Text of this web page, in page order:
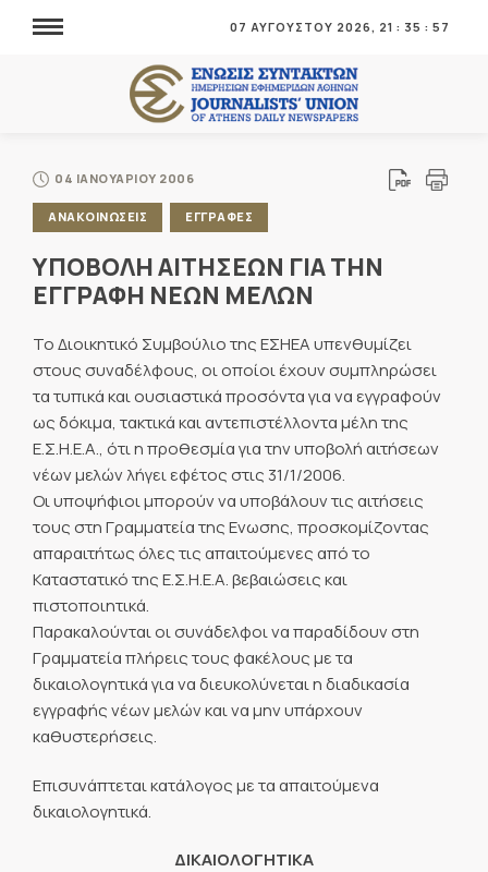
07 ΑΥΓΟΥΣΤΟΥ 2026, 21 : 35 : 57
04 ΙΑΝΟΥΑΡΙΟΥ 2006
ΑΝΑΚΟΙΝΩΣΕΙΣ ΕΓΓΡΑΦΕΣ
ΥΠΟΒΟΛΗ ΑΙΤΗΣΕΩΝ ΓΙΑ ΤΗΝ
ΕΓΓΡΑΦΗ ΝΕΩΝ ΜΕΛΩΝ
Το Διοικητικό Συμβούλιο της ΕΣΗΕΑ υπενθυμίζει
στους συναδέλφους, οι οποίοι έχουν συμπληρώσει
τα τυπικά και ουσιαστικά προσόντα για να εγγραφούν
ως δόκιμα, τακτικά και αντεπιστέλλοντα μέλη της
Ε.Σ.Η.Ε.Α., ότι η προθεσμία για την υποβολή αιτήσεων
νέων μελών λήγει εφέτος στις 31/1/2006.
Οι υποψήφιοι μπορούν να υποβάλουν τις αιτήσεις
τους στη Γραμματεία της Ενωσης, προσκομίζοντας
απαραιτήτως όλες τις απαιτούμενες από το
Καταστατικό της Ε.Σ.Η.Ε.Α. βεβαιώσεις και
πιστοποιητικά.
Παρακαλούνται οι συνάδελφοι να παραδίδουν στη
Γραμματεία πλήρεις τους φακέλους με τα
δικαιολογητικά για να διευκολύνεται η διαδικασία
εγγραφής νέων μελών και να μην υπάρχουν
καθυστερήσεις.
Επισυνάπτεται κατάλογος με τα απαιτούμενα
δικαιολογητικά.
ΔΙΚΑΙΟΛΟΓΗΤΙΚΑ